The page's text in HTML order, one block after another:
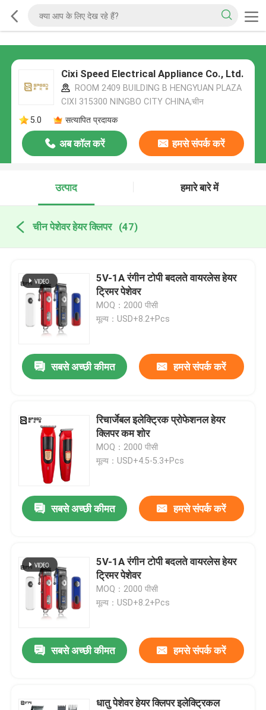
Cixi Speed Electrical Appliance Co., Ltd.
ROOM 2409 BUILDING B HENGYUAN PLAZA
CIXI 315300 NINGBO CITY CHINA,चीन
5.0
सत्यापित प्रदायक
अब कॉल करें हमसे संपर्क करें
उत्पाद हमारे बारे में
चीन पेशेवर हेयर क्लिपर (47)
5V-1A रंगीन टोपी बदलते वायरलेस हेयर
ट्रिमर पेशेवर
MOQ：2000 पीसी
मूल्य：USD+8.2+Pcs
सबसे अच्छी कीमत हमसे संपर्क करें
रिचार्जेबल इलेक्ट्रिक प्रोफेशनल हेयर
क्लिपर कम शोर
MOQ：2000 पीसी
मूल्य：USD+4.5-5.3+Pcs
सबसे अच्छी कीमत हमसे संपर्क करें
5V-1A रंगीन टोपी बदलते वायरलेस हेयर
ट्रिमर पेशेवर
MOQ：2000 पीसी
मूल्य：USD+8.2+Pcs
सबसे अच्छी कीमत हमसे संपर्क करें
धातु पेशेवर हेयर क्लिपर इलेक्ट्रिकल